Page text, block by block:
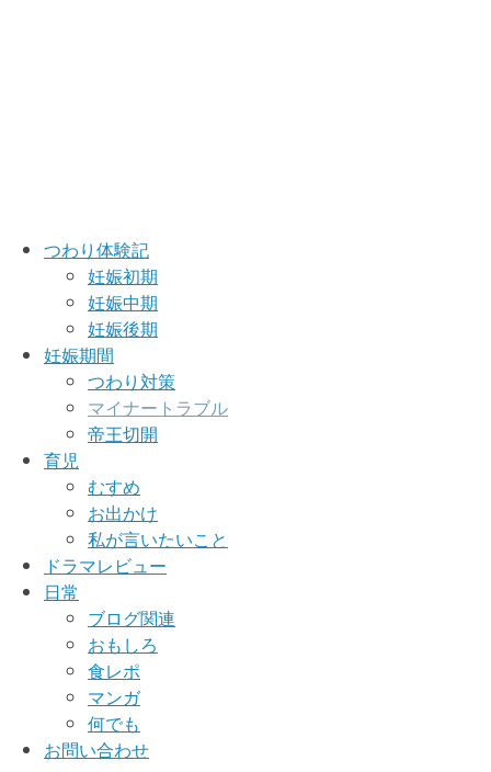
つわり体験記
妊娠初期
妊娠中期
妊娠後期
妊娠期間
つわり対策
マイナートラブル
帝王切開
育児
むすめ
お出かけ
私が言いたいこと
ドラマレビュー
日常
ブログ関連
おもしろ
食レポ
マンガ
何でも
お問い合わせ